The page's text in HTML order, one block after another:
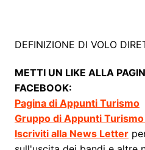
DEFINIZIONE DI VOLO
METTI UN LIKE ALLA
FACEBOOK:
Pagina di Appunti Turismo
Gruppo di Appunti
Iscriviti alla News Letter